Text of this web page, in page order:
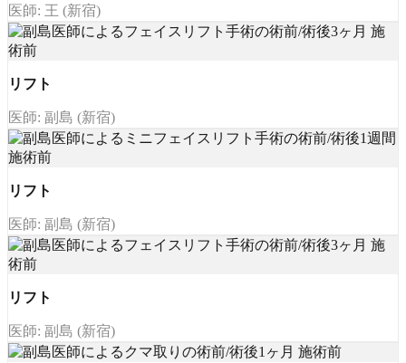
医師: 王 (新宿)
リフト
医師: 副島 (新宿)
リフト
医師: 副島 (新宿)
リフト
医師: 副島 (新宿)